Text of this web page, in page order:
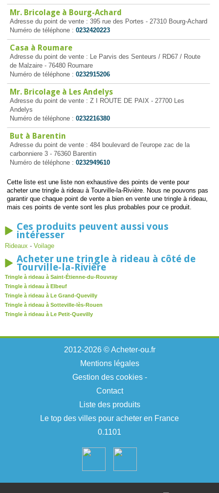
Mr. Bricolage à Bourg-Achard
Adresse du point de vente : 395 rue des Portes - 27310 Bourg-Achard
Numéro de téléphone : 0232420223
Casa à Roumare
Adresse du point de vente : Le Parvis des Senteurs / RD67 / Route
de Malzaire - 76480 Roumare
Numéro de téléphone : 0232915206
Mr. Bricolage à Les Andelys
Adresse du point de vente : Z I ROUTE DE PAIX - 27700 Les
Andelys
Numéro de téléphone : 0232216380
But à Barentin
Adresse du point de vente : 484 boulevard de l'europe zac de la
carbonniere 3 - 76360 Barentin
Numéro de téléphone : 0232949610
Cette liste est une liste non exhaustive des points de vente pour
acheter une tringle à rideau à Tourville-la-Rivière. Nous ne pouvons pas
garantir que chaque point de vente a bien en vente une tringle à rideau,
mais ces points de vente sont les plus probables pour ce produit.
Ces produits peuvent aussi vous
intéresser
Rideaux - Voilage
Acheter une tringle à rideau à côté de
Tourville-la-Rivière
Tringle à rideau à Saint-Étienne-du-Rouvray
Tringle à rideau à Elbeuf
Tringle à rideau à Le Grand-Quevilly
Tringle à rideau à Sotteville-lès-Rouen
Tringle à rideau à Le Petit-Quevilly
2012-2026 © Acheter-ou.fr
Mentions légales
Gestion des cookies-
Contact
Liste des produits
Le top des villes pour acheter en France
0.1101